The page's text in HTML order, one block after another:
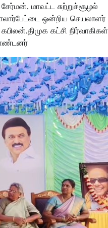
மாவட்ட சுற்றுச்சூழல்
ஒன்றிய செயலாளர்
கட்சி நிர்வாகிகள்